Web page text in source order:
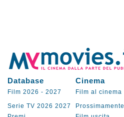
Database Cinema
Film 2026 - 2027 Film al cinema
Serie TV 2026 2027 Prossimamente